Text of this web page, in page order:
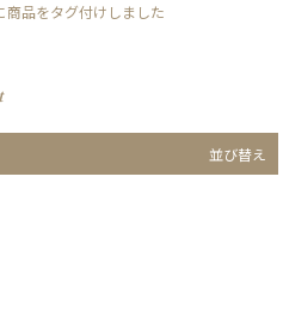
品をタグ付けしました
並び替え